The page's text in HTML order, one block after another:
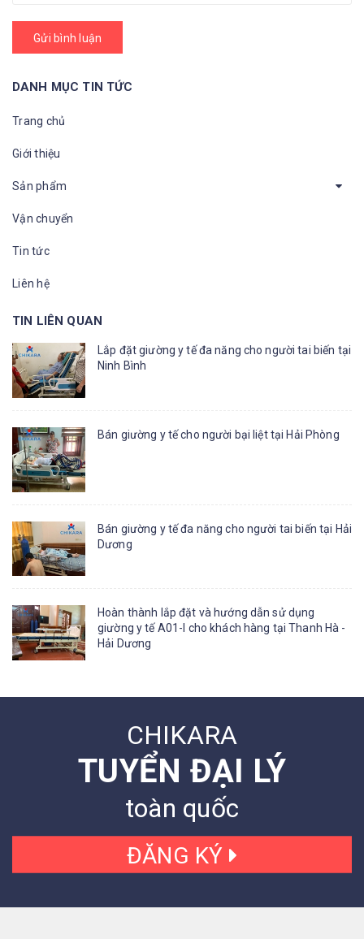
Gửi bình luận
DANH MỤC TIN TỨC
Trang chủ
Giới thiệu
Sản phẩm
Vận chuyển
Tin tức
Liên hệ
TIN LIÊN QUAN
Lắp đặt giường y tế đa năng cho người tai biến tại
Ninh Bình
Bán giường y tế cho người bại liệt tại Hải Phòng
Bán giường y tế đa năng cho người tai biến tại Hải
Dương
Hoàn thành lắp đặt và hướng dẫn sử dụng
giường y tế A01-I cho khách hàng tại Thanh Hà -
Hải Dương
CHIKARA
TUYỂN ĐẠI LÝ
toàn quốc
ĐĂNG KÝ